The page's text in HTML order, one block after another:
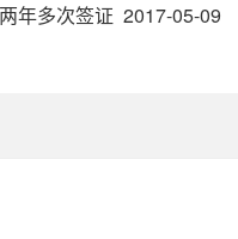
年多次签证 2017-05-09